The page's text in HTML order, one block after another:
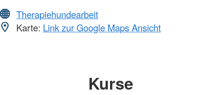
Therapiehundearbeit
Karte: Link zur Google Maps Ansicht
Kurse